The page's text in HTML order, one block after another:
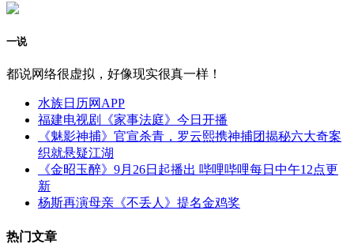
一说
都说网络很虚拟，好像现实很真一样！
水族日历网APP
福建电视剧《家事法庭》今日开播
《魅影神捕》官宣杀青，罗云熙携神捕团揭秘六大奇案
织就悬疑江湖
《金昭玉醉》9月26日起播出 哔哩哔哩每日中午12点更
新
杨斯再演母亲《不丢人》提名金鸡奖
热门文章